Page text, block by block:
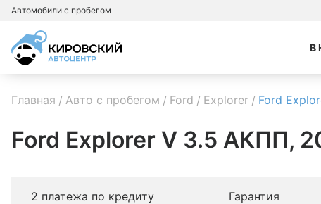
Автомобили с пробегом
В
Главная Авто с пробегом Ford Explorer Ford
Ford Explorer V 3.5 АКПП,
2 платежа по кредиту
Гарантия